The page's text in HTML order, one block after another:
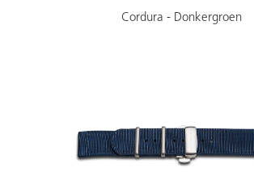
Cordura - Donkergroen